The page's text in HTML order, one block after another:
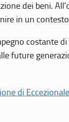
dei beni.
in un
costante
future
di